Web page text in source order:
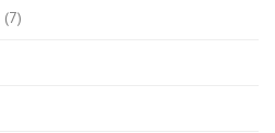
(7)